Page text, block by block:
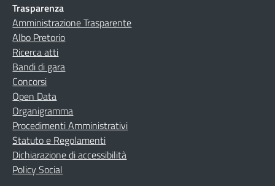
Trasparenza
Amministrazione Trasparente
Albo Pretorio
Ricerca atti
Bandi di gara
Concorsi
Open Data
Organigramma
Procedimenti Amministrativi
Statuto e Regolamenti
Dichiarazione di accessibilità
Policy Social